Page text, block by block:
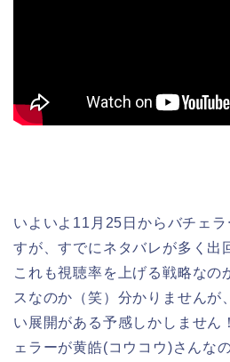
いよいよ11月25日からバチェ
すが、すでにネタバレが多く
これも視聴率を上げる戦略なの
スなのか（笑）分かりませんが
い展開がある予感しかしません
ェラーが黄皓(コウコウ)さんな